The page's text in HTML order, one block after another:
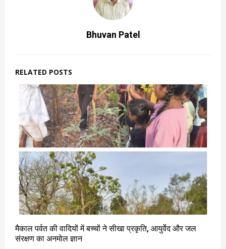
Bhuvan Patel
RELATED POSTS
मैकाल पर्वत की वादियों में बच्चों ने सीखा प्रकृति, आयुर्वेद और जल
संरक्षण का अनमोल ज्ञान